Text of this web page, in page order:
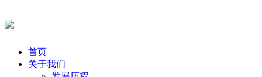
首页
关于我们